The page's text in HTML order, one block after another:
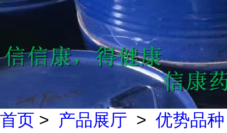
首页 > 产品展厅 > 优势品种